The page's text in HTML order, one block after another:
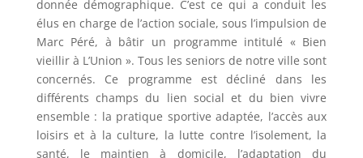
donnée démographique. C’est ce qui a conduit les
élus en charge de l’action sociale, sous l’impulsion de
Marc Péré, à bâtir un programme intitulé « Bien
vieillir à L’Union ». Tous les seniors de notre ville sont
concernés. Ce programme est décliné dans les
différents champs du lien social et du bien vivre
ensemble : la pratique sportive adaptée, l’accès aux
loisirs et à la culture, la lutte contre l’isolement, la
santé, le maintien à domicile, l’adaptation du